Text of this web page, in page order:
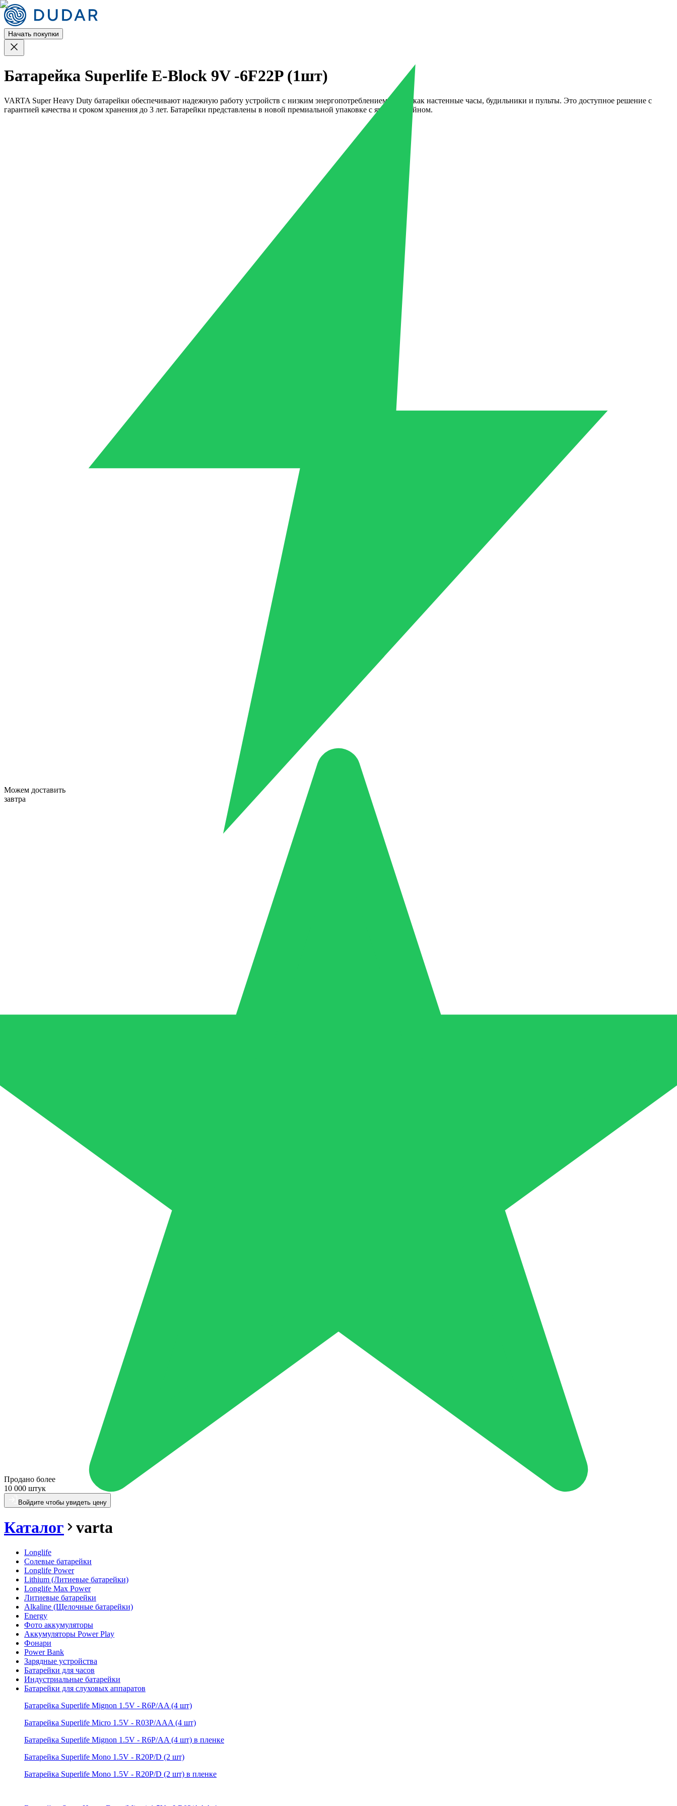
Начать покупки
Батарейка Superlife E-Block 9V -6F22P (1шт)
VARTA Super Heavy Duty батарейки обеспечивают надежную работу устройств с низким энергопотреблением, таких как настенные часы, будильники и пульты. Это доступное решение с
гарантией качества и сроком хранения до 3 лет. Батарейки представлены в новой премиальной упаковке с ярким дизайном.
Можем доставить
завтра
Продано более
10 000 штук
Войдите чтобы увидеть цену
Каталог varta
Longlife
Солевые батарейки
Longlife Power
Lithium (Литиевые батарейки)
Longlife Max Power
Литиевые батарейки
Alkaline (Щелочные батарейки)
Energy
Фото аккумуляторы
Аккумуляторы Power Play
Фонари
Power Bank
Зарядные устройства
Батарейки для часов
Индустриальные батарейки
Батарейки для слуховых аппаратов
Батарейка Superlife Mignon 1.5V - R6P/AA (4 шт)
Батарейка Superlife Micro 1.5V - R03P/AAA (4 шт)
Батарейка Superlife Mignon 1.5V - R6P/AA (4 шт) в пленке
Батарейка Superlife Mono 1.5V - R20P/D (2 шт)
Батарейка Superlife Mono 1.5V - R20P/D (2 шт) в пленке